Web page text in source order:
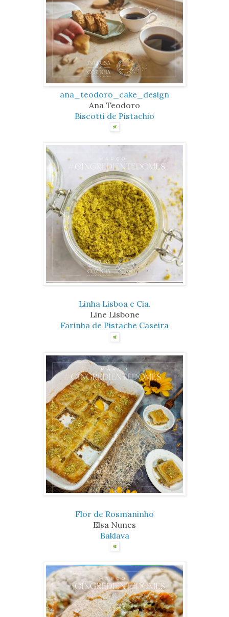
ana_teodoro_cake_design
Ana Teodoro
Biscotti de Pistachio
Linha Lisboa e Cia.
Line Lisbone
Farinha de Pistache Caseira
Flor de Rosmaninho
Elsa Nunes
Baklava